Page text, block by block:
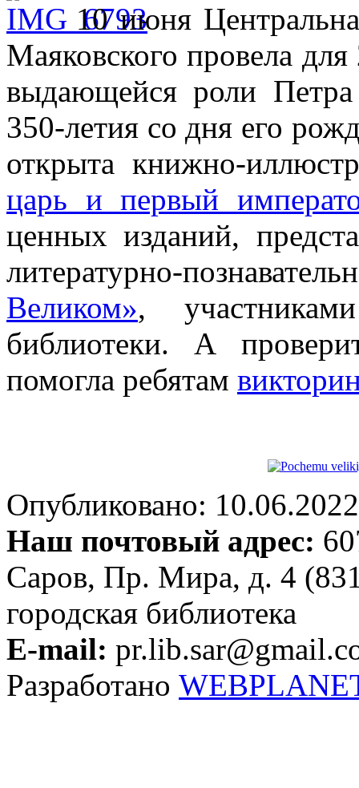
10 июня
Маяковского провела
выдающейся роли
350-летия со дня его
открыта книжно-
царь и первый
ценных изданий,
литературно-
Великом»,
библиотеки. А
помогла ребятам
Опубликовано:
Наш почтовый адрес:
Саров, Пр. Мира, д. 4
городская библиотека
E-mail:
Разработано